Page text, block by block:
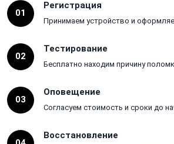
01
Регистрация
Принимаем устройство и
02
Тестирование
Бесплатно находим причину
03
Оповещение
Согласуем стоимость и сроки до
Восстановление